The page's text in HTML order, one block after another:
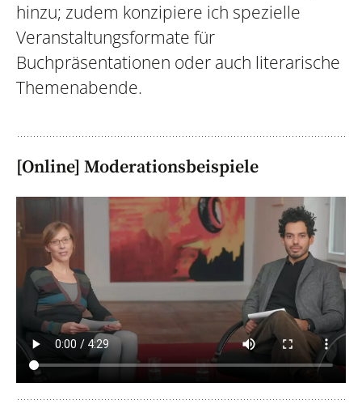
hinzu; zudem konzipiere ich spezielle
Veranstaltungsformate für
Buchpräsentationen oder auch literarische
Themenabende.
[Online] Moderationsbeispiele